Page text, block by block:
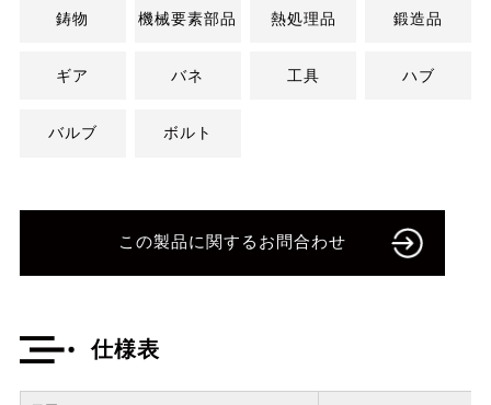
鋳物 機械要素部品 熱処理品 鍛造品
ギア バネ 工具 ハブ
バルブ ボルト
この製品に関するお問合わせ
仕様表